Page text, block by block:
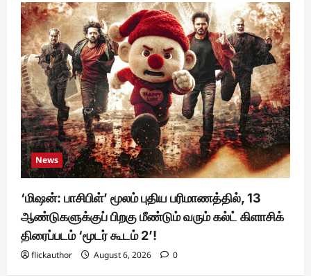
News
‘மிஷன்: பாசிபிள்’ மூலம் புதிய பரிமாணத்தில், 13
ஆண்டுகளுக்குப் பிறகு மீண்டும் வரும் கல்ட் கிளாசிக்
திரைப்படம் ‘மூடர் கூடம் 2’!
flickauthor August 6, 2026 0